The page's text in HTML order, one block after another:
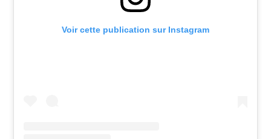
Voir cette publication sur Instagram